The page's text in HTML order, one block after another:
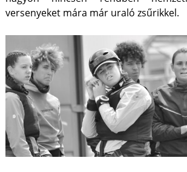
versenyeket mára már uraló zsűrikkel.